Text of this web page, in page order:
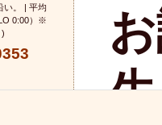
スイーツ
杯
店内全面禁煙
橋駅周辺
マトン・ラム肉
い。 | 平均
0:00）※